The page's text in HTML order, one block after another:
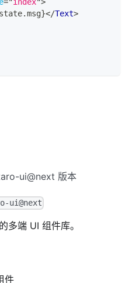
state.msg}</Text>
ui@next 版本
ui@next
多端 UI 组件库。
件